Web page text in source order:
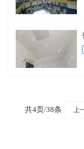
共4页/38条 上